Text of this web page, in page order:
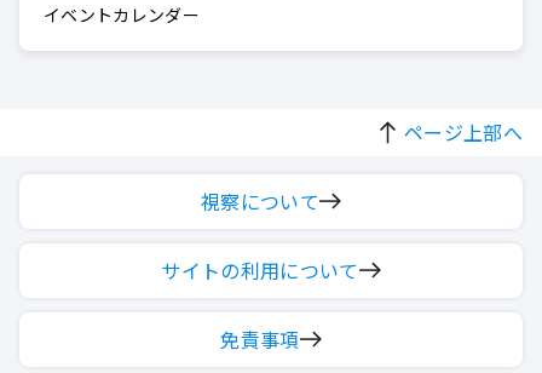
イベントカレンダー
ページ上部へ
視察について
サイトの利用について
免責事項